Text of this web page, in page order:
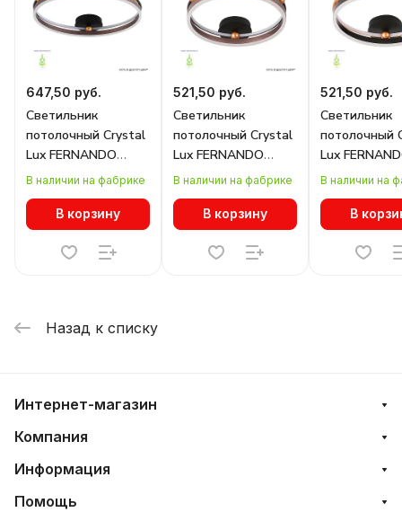
647,50 руб.
Светильник
потолочный Crystal
Lux FERNANDO
PL72W LED
В наличии на фабрике
В корзину
521,50 руб.
Светильник
потолочный Crystal
Lux FERNANDO
PL48W LED
В наличии на фабрике
В корзину
521,50 руб.
Светильник
потолочный
Lux
PL48W LED
В наличии на
В
Назад к списку
Интернет-магазин
Компания
Информация
Помощь